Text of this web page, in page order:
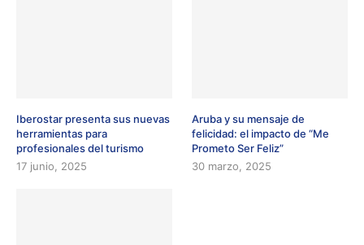
Iberostar presenta sus nuevas
herramientas para
profesionales del turismo
17 junio, 2025
Aruba y su mensaje de
felicidad: el impacto de “Me
Prometo Ser Feliz”
30 marzo, 2025